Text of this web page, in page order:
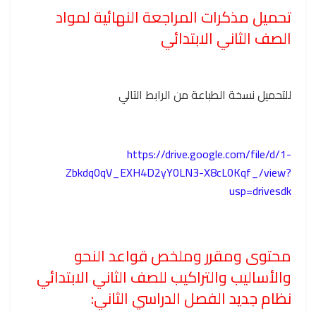
تحميل مذكرات المراجعة النهائية لمواد
الصف الثاني الابتدائي
للتحميل نسخة الطباعة من الرابط التالي
https://drive.google.com/file/d/1-
Zbkdq0qV_EXH4D2yY0LN3-X8cL0Kqf_/view?
usp=drivesdk
محتوى ومقرر وملخص قواعد النحو
والأساليب والتراكيب للصف الثاني الابتدائي
نظام جديد الفصل الدراسي الثاني: